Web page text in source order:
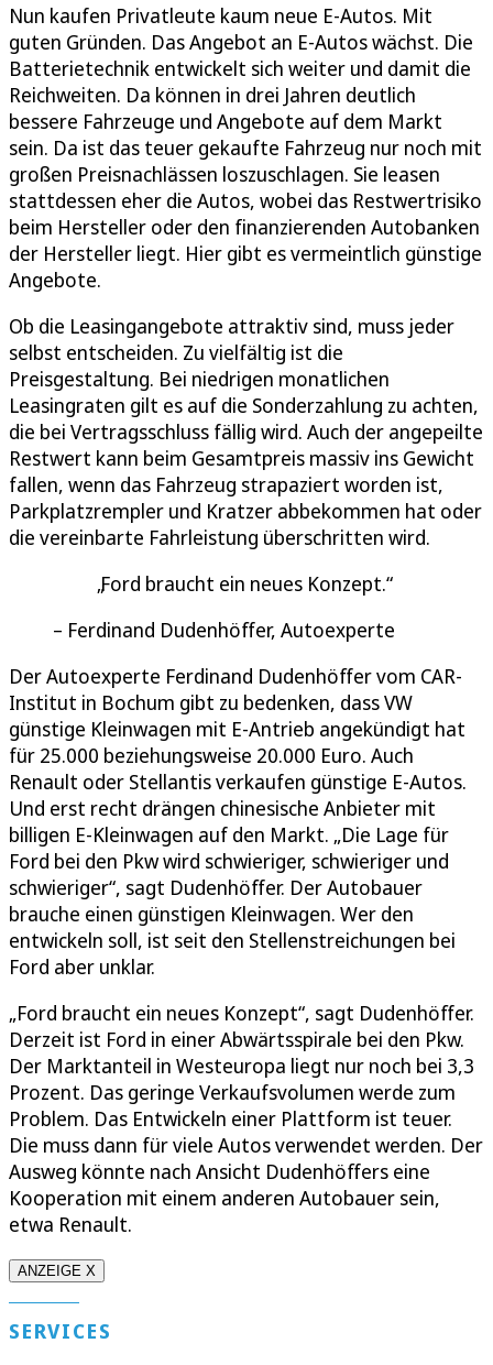
Nun kaufen Privatleute kaum neue E-Autos. Mit
guten Gründen. Das Angebot an E-Autos wächst. Die
Batterietechnik entwickelt sich weiter und damit die
Reichweiten. Da können in drei Jahren deutlich
bessere Fahrzeuge und Angebote auf dem Markt
sein. Da ist das teuer gekaufte Fahrzeug nur noch mit
großen Preisnachlässen loszuschlagen. Sie leasen
stattdessen eher die Autos, wobei das Restwertrisiko
beim Hersteller oder den finanzierenden Autobanken
der Hersteller liegt. Hier gibt es vermeintlich günstige
Angebote.
Ob die Leasingangebote attraktiv sind, muss jeder
selbst entscheiden. Zu vielfältig ist die
Preisgestaltung. Bei niedrigen monatlichen
Leasingraten gilt es auf die Sonderzahlung zu achten,
die bei Vertragsschluss fällig wird. Auch der angepeilte
Restwert kann beim Gesamtpreis massiv ins Gewicht
fallen, wenn das Fahrzeug strapaziert worden ist,
Parkplatzrempler und Kratzer abbekommen hat oder
die vereinbarte Fahrleistung überschritten wird.
Ford braucht ein neues Konzept.
Ferdinand Dudenhöffer, Autoexperte
Der Autoexperte Ferdinand Dudenhöffer vom CAR-
Institut in Bochum gibt zu bedenken, dass VW
günstige Kleinwagen mit E-Antrieb angekündigt hat
für 25.000 beziehungsweise 20.000 Euro. Auch
Renault oder Stellantis verkaufen günstige E-Autos.
Und erst recht drängen chinesische Anbieter mit
billigen E-Kleinwagen auf den Markt. „Die Lage für
Ford bei den Pkw wird schwieriger, schwieriger und
schwieriger“, sagt Dudenhöffer. Der Autobauer
brauche einen günstigen Kleinwagen. Wer den
entwickeln soll, ist seit den Stellenstreichungen bei
Ford aber unklar.
„Ford braucht ein neues Konzept“, sagt Dudenhöffer.
Derzeit ist Ford in einer Abwärtsspirale bei den Pkw.
Der Marktanteil in Westeuropa liegt nur noch bei 3,3
Prozent. Das geringe Verkaufsvolumen werde zum
Problem. Das Entwickeln einer Plattform ist teuer.
Die muss dann für viele Autos verwendet werden. Der
Ausweg könnte nach Ansicht Dudenhöffers eine
Kooperation mit einem anderen Autobauer sein,
etwa Renault.
ANZEIGE X
SERVICES